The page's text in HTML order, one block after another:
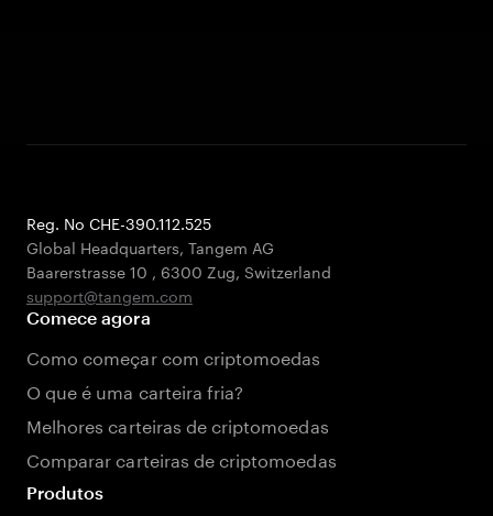
Reg. No CHE-390.112.525
Global Headquarters, Tangem AG
Baarerstrasse 10 , 6300 Zug, Switzerland
support@tangem.com
Comece agora
Como começar com criptomoedas
O que é uma carteira fria?
Melhores carteiras de criptomoedas
Comparar carteiras de criptomoedas
Produtos